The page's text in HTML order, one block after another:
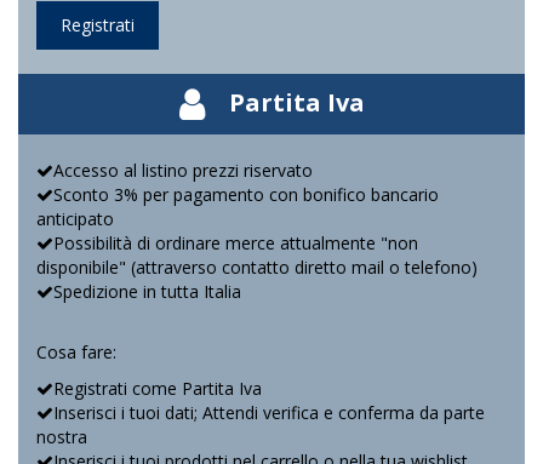
Registrati
Partita Iva
Accesso al listino prezzi riservato
Sconto 3% per pagamento con bonifico bancario
anticipato
Possibilità di ordinare merce attualmente "non
disponibile" (attraverso contatto diretto mail o telefono)
Spedizione in tutta Italia
Cosa fare:
Registrati come Partita Iva
Inserisci i tuoi dati; Attendi verifica e conferma da parte
nostra